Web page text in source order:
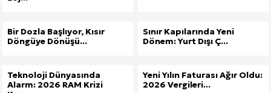
Bir Dozla Başlıyor, Kısır
Döngüye Dönüşü...
Sınır Kapılarında Yeni
Dönem: Yurt Dışı Ç...
Teknoloji Dünyasında
Alarm: 2026 RAM Krizi
Yeni Yılın Faturası Ağır Oldu:
2026 Vergileri...